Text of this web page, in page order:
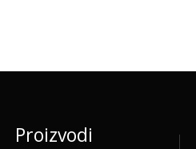
Proizvodi